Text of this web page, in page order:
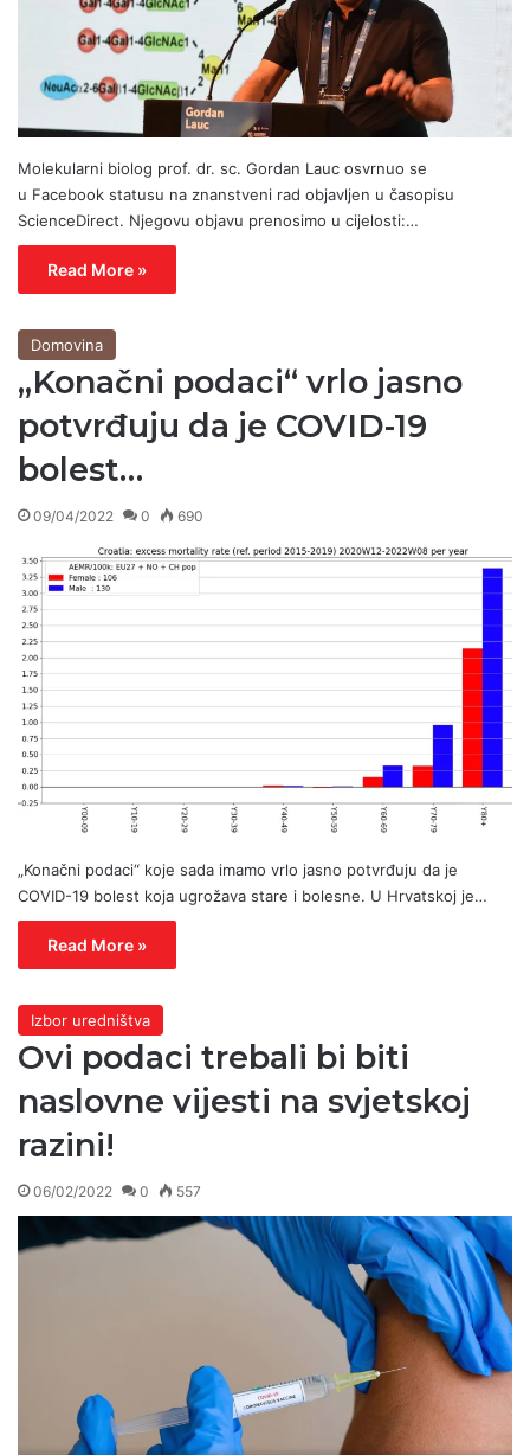
Molekularni biolog prof. dr. sc. Gordan Lauc osvrnuo se
u Facebook statusu na znanstveni rad objavljen u časopisu
ScienceDirect. Njegovu objavu prenosimo u cijelosti:…
Read More »
Domovina
„Konačni podaci“ vrlo jasno
potvrđuju da je COVID-19
bolest…
09/04/2022 0 690
„Konačni podaci“ koje sada imamo vrlo jasno potvrđuju da je
COVID-19 bolest koja ugrožava stare i bolesne. U Hrvatskoj je…
Read More »
Izbor uredništva
Ovi podaci trebali bi biti
naslovne vijesti na svjetskoj
razini!
06/02/2022 0 557